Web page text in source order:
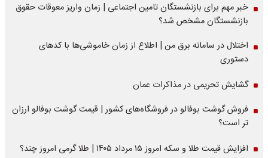
خبر مهم برای بازنشستگان تامین اجتماعی | زمان واریز معوقات حقوق
بازنشستگان مشخص شد؟
اختلال در سامانه برق من | اطلاع از زمان خاموشی‌ها با کدهای
دستوری
گشایش تحریمی در مذاکرات عمان
فروش گوشت بوفالو در فروشگاه‌های کشور | قیمت گوشت بوفالو ارزان
تر است؟
افزایش قیمت طلا و سکه امروز ۱۵ مرداد ۱۴۰۵ | طلا گرمی امروز چند؟